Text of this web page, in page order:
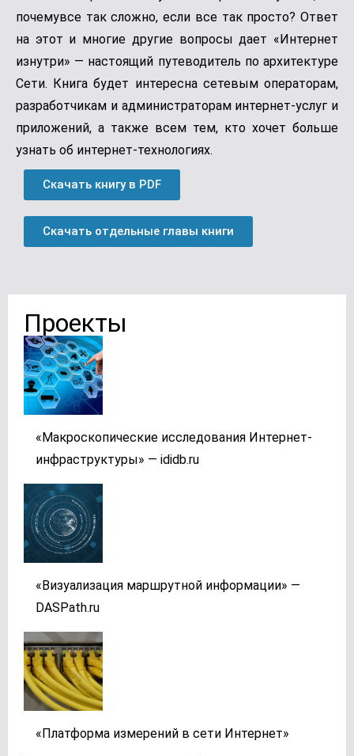
почемувсе так сложно, если все так просто? Ответ
на этот и многие другие вопросы дает «Интернет
из­нутри» — настоящий путеводитель по архитектуре
Сети. Книга будет интересна сетевым операторам,
разработчикам и администраторам интернет­-услуг и
приложений, а также всем тем, кто хочет больше
узнать об интернет-­технологиях.
Скачать книгу в PDF
Скачать отдельные главы книги
Проекты
«Макроскопические исследования Интернет-
инфраструктуры» — ididb.ru
«Визуализация маршрутной информации» —
DASPath.ru
«Платформа измерений в сети Интернет»